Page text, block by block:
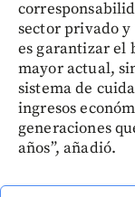
sector privado
es garantizar el
mayor actual,
sistema de
ingresos
generaciones
años”, añadió.